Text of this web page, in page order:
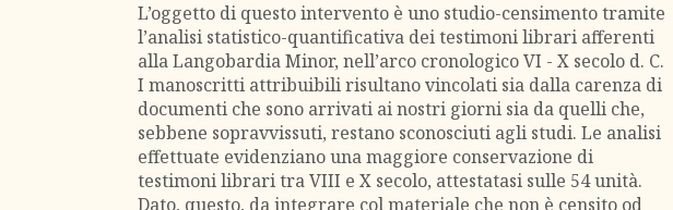
L’oggetto di questo intervento è uno studio-censimento tramite
l’analisi statistico-quantificativa dei testimoni librari afferenti
alla Langobardia Minor, nell’arco cronologico VI - X secolo d. C.
I manoscritti attribuibili risultano vincolati sia dalla carenza di
documenti che sono arrivati ai nostri giorni sia da quelli che,
sebbene sopravvissuti, restano sconosciuti agli studi. Le analisi
effettuate evidenziano una maggiore conservazione di
testimoni librari tra VIII e X secolo, attestatasi sulle 54 unità.
Dato, questo, da integrare col materiale che non è censito od